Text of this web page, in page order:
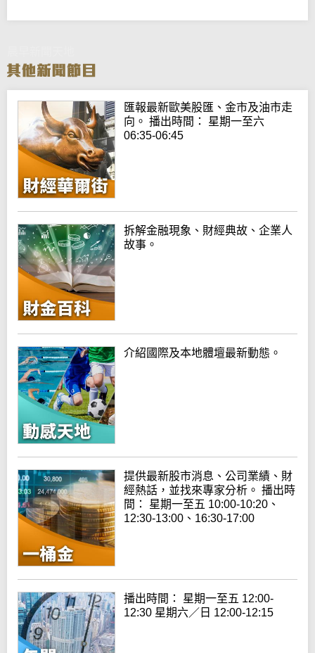
匯報最新歐美股匯、金市及油市走
向。 播出時間： 星期一至六
06:35-06:45
拆解金融現象、財經典故、企業人
故事。
介紹國際及本地體壇最新動態。
提供最新股市消息、公司業績、財
經熱話，並找來專家分析。 播出時
間： 星期一至五 10:00-10:20、
12:30-13:00、16:30-17:00
播出時間： 星期一至五 12:00-
12:30 星期六／日 12:00-12:15